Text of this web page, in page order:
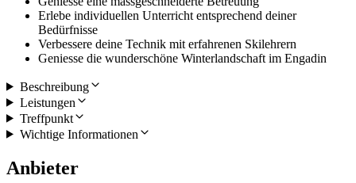
Erlebe individuellen Unterricht entsprechend deiner
Bedürfnisse
Verbessere deine Technik mit erfahrenen Skilehrern
Geniesse die wunderschöne Winterlandschaft im Engadin
Beschreibung
Leistungen
Treffpunkt
Wichtige Informationen
Anbieter